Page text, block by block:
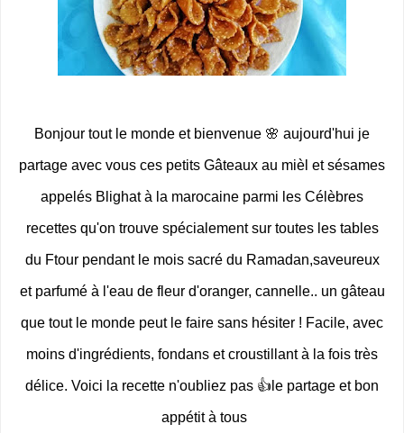
Bonjour tout le monde et bienvenue 🌸 aujourd'hui je
partage avec vous ces petits Gâteaux au mièl et sésames
appelés Blighat à la marocaine parmi les Célèbres
recettes qu'on trouve spécialement sur toutes les tables
du Ftour pendant le mois sacré du Ramadan,saveureux
et parfumé à l'eau de fleur d'oranger, cannelle.. un gâteau
que tout le monde peut le faire sans hésiter ! Facile, avec
moins d'ingrédients, fondans et croustillant à la fois très
délice. Voici la recette n'oubliez pas 👍le partage et bon
appétit à tous